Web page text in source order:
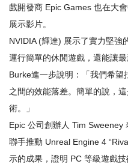
戲開發商 Epic Games 也在大
展示影片。
NVIDIA (輝達) 展示了實力堅強
運行簡單的休閒遊戲，還能讓
Burke進一步說明：「我們希望
之間的效能落差。簡單的說，
術。」
Epic 公司創辦人 Tim Sweeney
聯手推動 Unreal Engine 4
示的成果，證明 PC 等級遊戲